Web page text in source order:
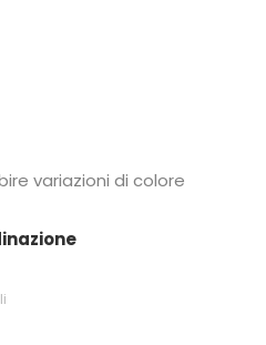
variazioni di colore